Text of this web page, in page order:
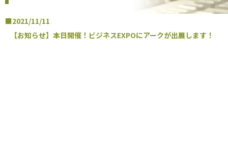
■2021/11/11
【お知らせ】本日開催！ビジネスEXPOにアークが出展します！